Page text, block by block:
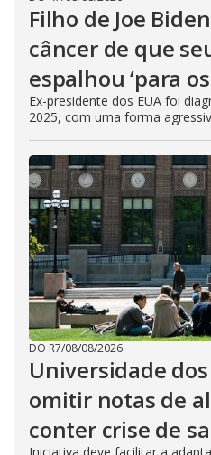
Filho de Joe
câncer de que
espalhou ‘para
Ex-presidente dos EUA foi
2025, com uma forma
DO R7/08/08/2026
Universidade
omitir notas de
conter crise de